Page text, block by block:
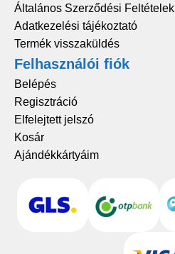
Általános Szerződési Feltételek
Adatkezelési tájékoztató
Termék visszaküldés
Felhasználói fiók
Belépés
Regisztráció
Elfelejtett jelszó
Kosár
Ajándékkártyáim